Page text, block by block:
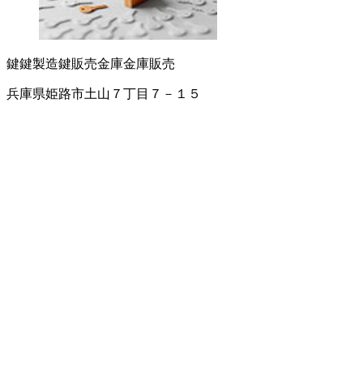
鍵鍵製造鍵販売金庫金庫販売
兵庫県姫路市土山７丁目７－１５